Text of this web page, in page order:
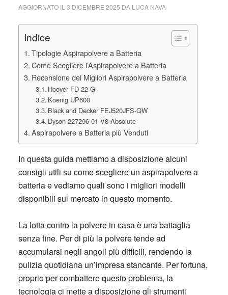
AGGIORNATO IL 3 DICEMBRE 2025 DA LUCA NAVA
Indice
Tipologie Aspirapolvere a Batteria
Come Scegliere l’Aspirapolvere a Batteria
Recensione dei Migliori Aspirapolvere a Batteria
Hoover FD 22 G
Koenig UP600
Black and Decker FEJ520JFS-QW
Dyson 227296-01 V8 Absolute
Aspirapolvere a Batteria più Venduti
In questa guida mettiamo a disposizione alcuni
consigli utili su come scegliere un aspirapolvere a
batteria e vediamo quali sono i migliori modelli
disponibili sul mercato in questo momento.
La lotta contro la polvere in casa è una battaglia
senza fine. Per di più la polvere tende ad
accumularsi negli angoli più difficili, rendendo la
pulizia quotidiana un’impresa stancante. Per fortuna,
proprio per combattere questo problema, la
tecnologia ci mette a disposizione gli strumenti